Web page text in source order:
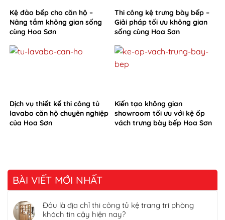
Kệ đảo bếp cho căn hộ –
Nâng tầm không gian sống
cùng Hoa Sơn
Thi công kệ trưng bày bếp –
Giải pháp tối ưu không gian
sống cùng Hoa Sơn
Dịch vụ thiết kế thi công tủ
lavabo căn hộ chuyên nghiệp
của Hoa Sơn
Kiến tạo không gian
showroom tối ưu với kệ ốp
vách trưng bày bếp Hoa Sơn
BÀI VIẾT MỚI NHẤT
Đâu là địa chỉ thi công tủ kệ trang trí phòng
khách tin cậy hiện nay?